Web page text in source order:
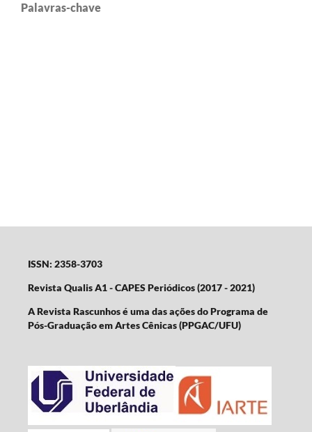
Palavras-chave
ISSN: 2358-3703
Revista Qualis A1 - CAPES Periódicos (2017 - 2021)
A Revista Rascunhos é uma das ações do Programa de
Pós-Graduação em Artes Cênicas (PPGAC/UFU)